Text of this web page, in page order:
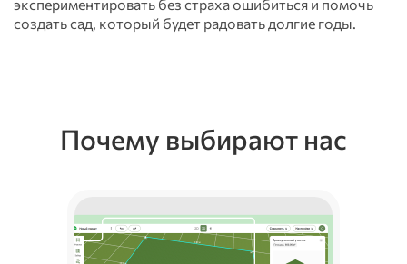
экспериментировать без страха ошибиться и помочь
создать сад, который будет радовать долгие годы.
Почему выбирают нас